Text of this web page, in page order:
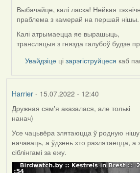
In
reply
to
by
vranova
Выбачайце, калі ласка! Нейкая
праблема з камерай на першай нішы.
Калі атрымаецца яе вырашыць,
трансляцыя з гнязда галубоў будзе
Увайдзіце цізарэгіструйцеся каб
Harrier- 15.07.2022 - 12:40
Дружная сям'я аказалася, але толькі
нанач)
Усе чацьвёра злятаюцца ў родную нішу
начаваць, а ўдзень хто разлятаецца, а
сіблінгамі за ежу.